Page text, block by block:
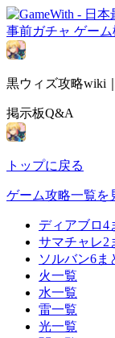
事前ガチャ ゲーム
黒ウィズ攻略wiki
掲示板Q&A
トップに戻る
ゲーム攻略一覧を
ディアブロ4
サマチャレ2
ソルバン6ま
火一覧
水一覧
雷一覧
光一覧